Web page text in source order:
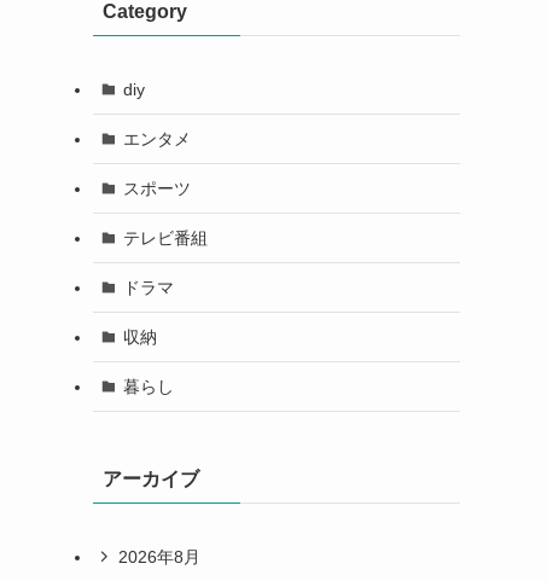
Category
diy
エンタメ
スポーツ
テレビ番組
ドラマ
収納
暮らし
アーカイブ
2026年8月